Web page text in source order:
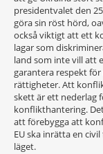
presidentvalet den
göra sin röst hörd,
också viktigt att ett
lagar som
land som inte vill att
garantera respekt
rättigheter. Att
skett är ett nederlag
konflikthantering.
att förebygga att
EU ska inrätta en
läget.